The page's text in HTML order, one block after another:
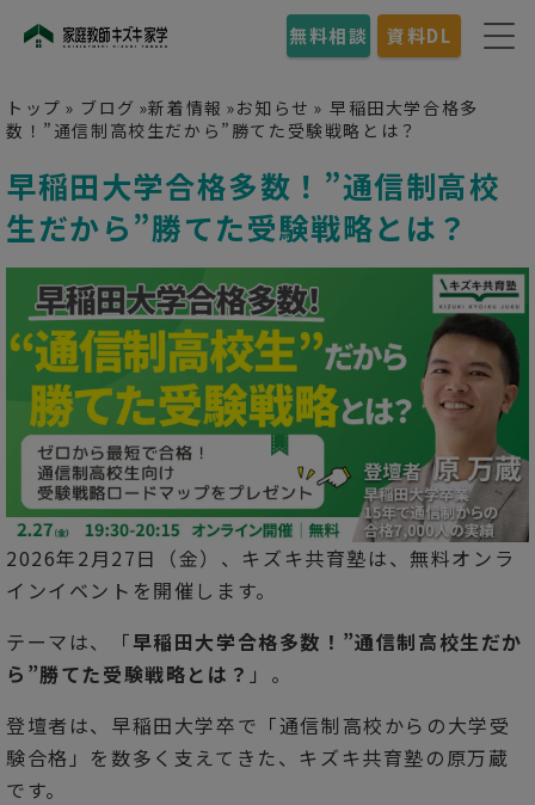
無料相談 資料DL
トップ » ブログ »新着情報 »お知らせ » 早稲田大学合格多
数！”通信制高校生だから”勝てた受験戦略とは？
早稲田大学合格多数！”通信制高校
生だから”勝てた受験戦略とは？
2026年2月27日（金）、キズキ共育塾は、無料オンラ
インイベントを開催します。
テーマは、「早稲田大学合格多数！”通信制高校生だか
ら”勝てた受験戦略とは？ 」。
登壇者は、早稲田大学卒で「通信制高校からの大学受
験合格」を数多く支えてきた、キズキ共育塾の原万蔵
です。